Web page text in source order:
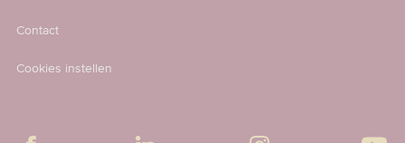
Contact
Cookies instellen